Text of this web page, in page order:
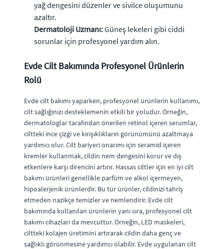
yağ dengesini düzenler ve sivilce oluşumunu
azaltır.
Dermatoloji Uzmanı:Güneş lekeleri gibi ciddi
sorunlar için profesyonel yardım alın.
Evde Cilt Bakımında Profesyonel Ürünlerin
Rolü
Evde cilt bakımı yaparken, profesyonel ürünlerin kullanımı,
cilt sağlığınızı desteklemenin etkili bir yoludur. Örneğin,
dermatologlar tarafından önerilen retinol içeren serumlar,
ciltteki ince çizgi ve kırışıklıkların görünümünü azaltmaya
yardımcı olur. Cilt bariyeri onarımı için seramid içeren
kremler kullanmak, cildin nem dengesini korur ve dış
etkenlere karşı direncini artırır. Hassas ciltler için en iyi cilt
bakımı ürünleri genellikle parfüm ve alkol içermeyen,
hipoalerjenik ürünlerdir. Bu tür ürünler, cildinizi tahriş
etmeden nazikçe temizler ve nemlendirir. Evde cilt
bakımında kullanılan ürünlerin yanı sıra, profesyonel cilt
bakımı cihazları da mevcuttur. Örneğin, LED maskeleri,
ciltteki kolajen üretimini artırarak cildin daha genç ve
sağlıklı görünmesine yardımcı olabilir. Evde uygulanan cilt